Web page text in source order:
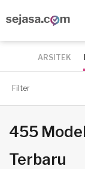
ARSITEK
Filter
455
Terbaru